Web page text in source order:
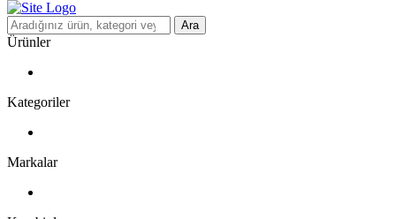
Ara
Ürünler
Kategoriler
Markalar